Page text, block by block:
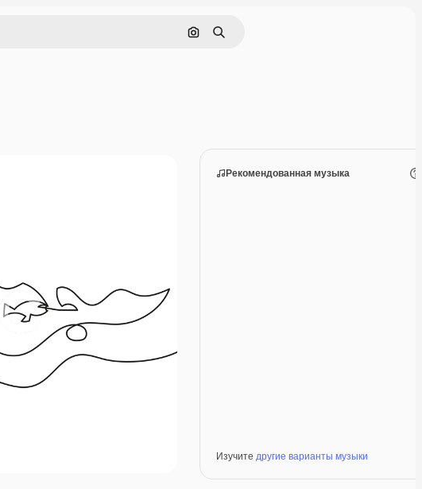
Поиск по изображению
Поиск
Рекомендованная музыка
Изучите другие варианты музыки